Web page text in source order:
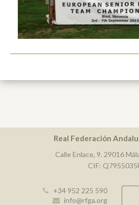
Real Federación
Calle Enlace, 9. 29016
CIF:
+34 952 225 590
info@rfga.org